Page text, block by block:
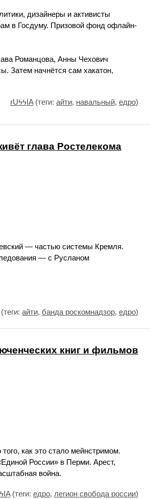
дизайнеры и активисты
в Госдуму. Призовой фонд офлайн-
Романцова, Анны Чехович
Затем начнётся сам хакатон,
rUϟϟIA(теги: айти, навальный, едро)
глава Ростелекома
— частью системы Кремля.
— с Русланом
айти, банда роскомнадзор, едро)
книг и фильмов
как это стало мейнстримом.
России» в Перми. Арест,
война.
(теги: едро, легион свобода россии)